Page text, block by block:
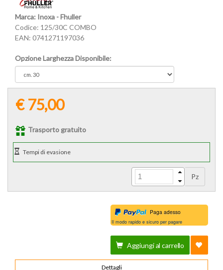
Marca: Inoxa - Fhuller
Codice: 125/30C COMBO
EAN: 0741271197036
Opzione Larghezza Disponibile:
€ 75,00
Trasporto gratuito
Pz
Paga adesso
Il modo rapido e sicuro per pagare
Aggiungi al carrello
Dettagli